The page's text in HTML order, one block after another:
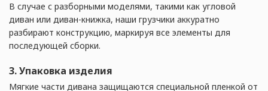
В случае с разборными моделями, такими как угловой
диван или диван-книжка, наши грузчики аккуратно
разбирают конструкцию, маркируя все элементы для
последующей сборки.
3. Упаковка изделия
Мягкие части дивана защищаются специальной пленкой от